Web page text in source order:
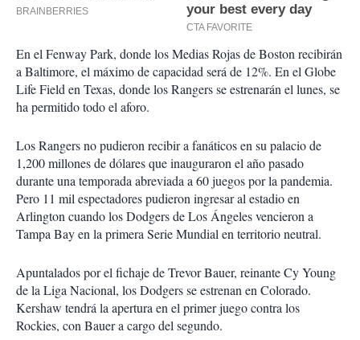
En el Fenway Park, donde los Medias Rojas de Boston recibirán
a Baltimore, el máximo de capacidad será de 12%. En el Globe
Life Field en Texas, donde los Rangers se estrenarán el lunes, se
ha permitido todo el aforo.
Los Rangers no pudieron recibir a fanáticos en su palacio de
1,200 millones de dólares que inauguraron el año pasado
durante una temporada abreviada a 60 juegos por la pandemia.
Pero 11 mil espectadores pudieron ingresar al estadio en
Arlington cuando los Dodgers de Los Ángeles vencieron a
Tampa Bay en la primera Serie Mundial en territorio neutral.
Apuntalados por el fichaje de Trevor Bauer, reinante Cy Young
de la Liga Nacional, los Dodgers se estrenan en Colorado.
Kershaw tendrá la apertura en el primer juego contra los
Rockies, con Bauer a cargo del segundo.